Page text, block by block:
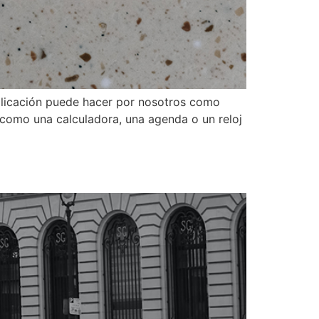
puede hacer por nosotros como
una calculadora, una agenda o un reloj